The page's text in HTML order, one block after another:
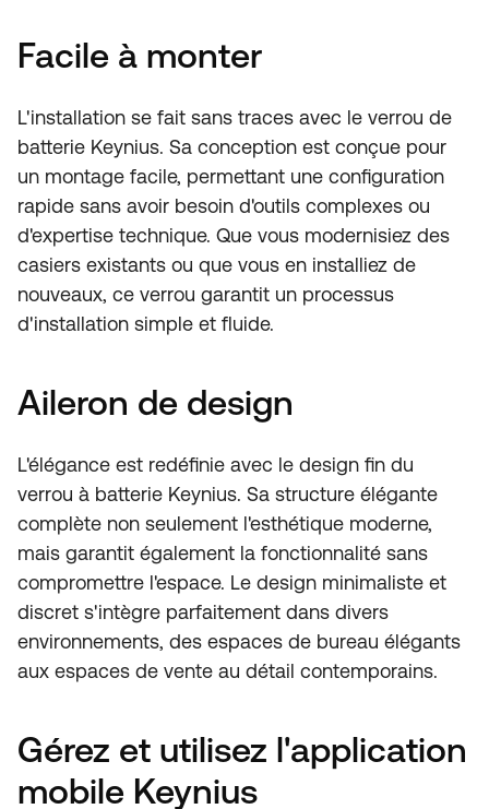
Facile à monter
L'installation se fait sans traces avec le verrou de
batterie Keynius. Sa conception est conçue pour
un montage facile, permettant une configuration
rapide sans avoir besoin d'outils complexes ou
d'expertise technique. Que vous modernisiez des
casiers existants ou que vous en installiez de
nouveaux, ce verrou garantit un processus
d'installation simple et fluide.
Aileron de design
L'élégance est redéfinie avec le design fin du
verrou à batterie Keynius. Sa structure élégante
complète non seulement l'esthétique moderne,
mais garantit également la fonctionnalité sans
compromettre l'espace. Le design minimaliste et
discret s'intègre parfaitement dans divers
environnements, des espaces de bureau élégants
aux espaces de vente au détail contemporains.
Gérez et utilisez l'application
mobile Keynius